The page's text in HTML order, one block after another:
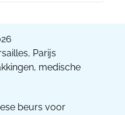
Parijs
medische
beurs voor